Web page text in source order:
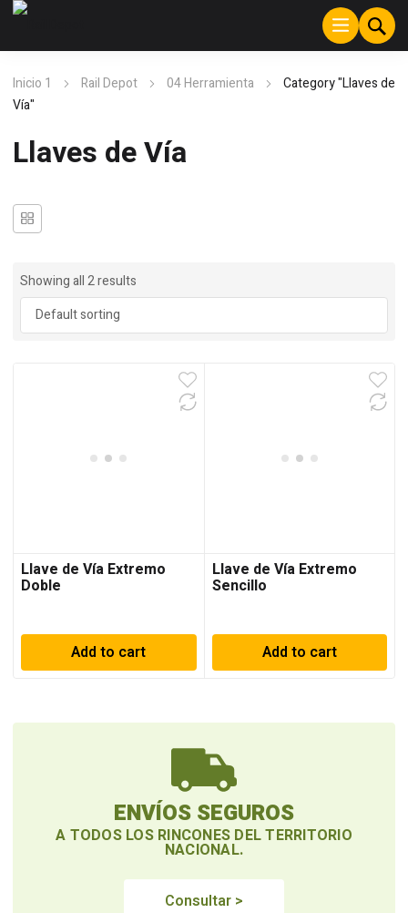
Inicio 1 Rail Depot 04 Herramienta
Category "Llaves de
Vía"
Llaves de Vía
Showing all 2 results
Llave de Vía Extremo
Doble
Add to cart
Llave de Vía Extremo
Sencillo
Add to cart
ENVÍOS SEGUROS
A TODOS LOS RINCONES DEL TERRITORIO
NACIONAL.
Consultar >